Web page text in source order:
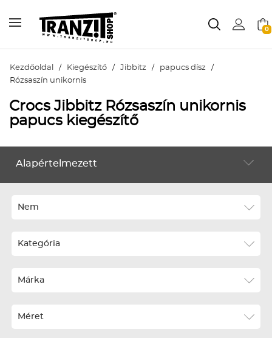
0
Kezdőoldal / Kiegészítő / Jibbitz / papucs dísz /
Rózsaszín unikornis
Crocs Jibbitz Rózsaszín unikornis
papucs kiegészítő
KIEGÉSZÍTŐ
Alapértelmezett
Alapértelmezett
Legújabbak
Ár szerint növekvő
Téli termékek előre ár szerint növekvő
Nem
Kategória
Márka
Méret